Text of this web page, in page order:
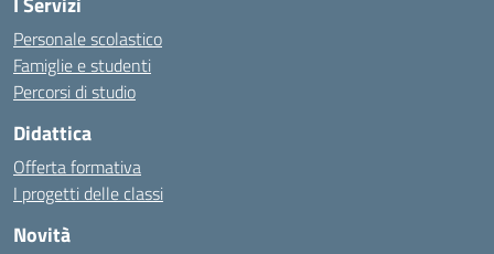
Personale scolastico
Famiglie e studenti
Percorsi di studio
Didattica
Offerta formativa
I progetti delle classi
Novità